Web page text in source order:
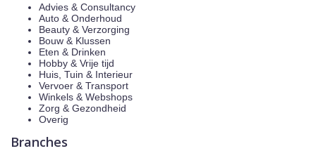
Advies & Consultancy
Auto & Onderhoud
Beauty & Verzorging
Bouw & Klussen
Eten & Drinken
Hobby & Vrije tijd
Huis, Tuin & Interieur
Vervoer & Transport
Winkels & Webshops
Zorg & Gezondheid
Overig
Branches